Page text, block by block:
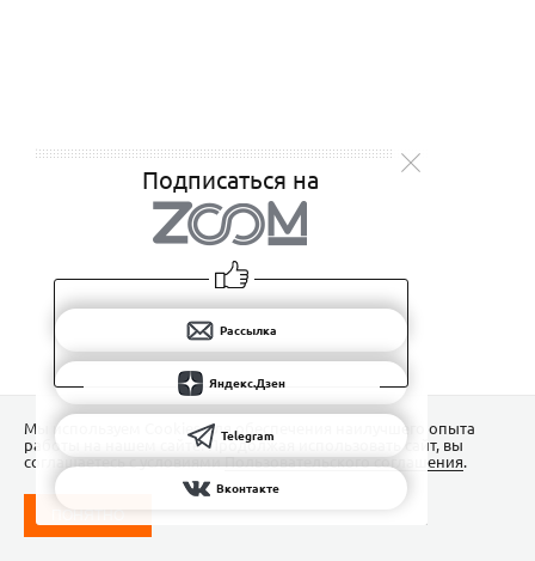
Подписаться на
Рассылка
Яндекс.Дзен
Telegram
Вконтакте
Мы используем Сookies для обеспечения наилучшего опыта
работы на нашем сайте. Продолжая использовать сайт, вы
соглашаетесь с условиямиПользовательского соглашения.
ПОНЯТНО